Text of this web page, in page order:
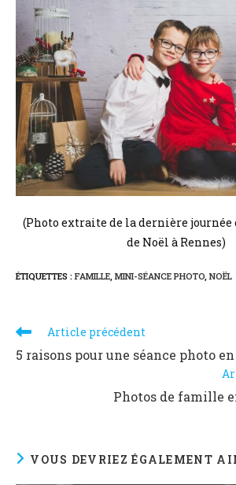
(Photo extraite de la dernière journée
de Noël à Rennes)
ÉTIQUETTES :FAMILLE MINI-SÉANCE PHOTO NOËL
Article précédent
5 raisons pour une séance photo
Photos de famille
VOUS DEVRIEZ ÉGALEMENT